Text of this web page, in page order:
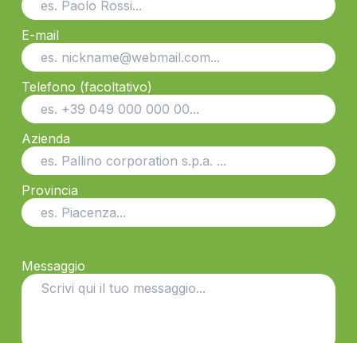
E-mail
Telefono (facoltativo)
Azienda
Provincia
Messaggio